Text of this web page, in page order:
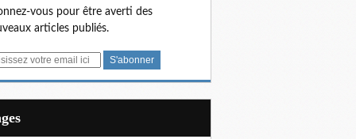
vous pour être averti des
articles publiés.